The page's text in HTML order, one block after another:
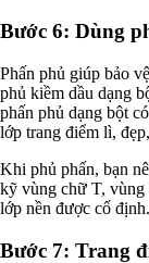
Bước 6: Dùng
Phấn phủ giúp bảo
phủ kiềm dầu dạng
phấn phủ dạng bột
lớp trang điểm lì,
Khi phủ phấn, bạn
kỹ vùng chữ T, vùng
lớp nền được cố định.
Bước 7: Trang